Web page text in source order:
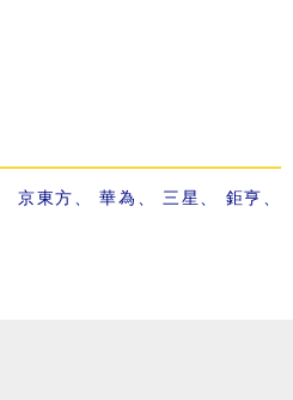
、京東方 、華為 三星 鉅亨